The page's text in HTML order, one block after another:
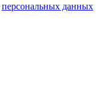
персональных данных